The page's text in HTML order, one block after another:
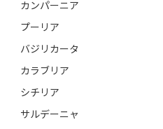
カンパーニア
プーリア
バジリカータ
カラブリア
シチリア
サルデーニャ